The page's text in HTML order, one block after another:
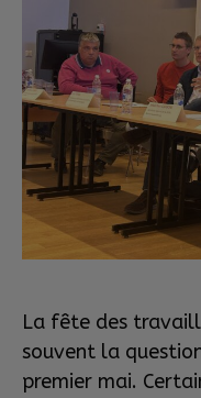
La fête des
souvent la
premier mai.